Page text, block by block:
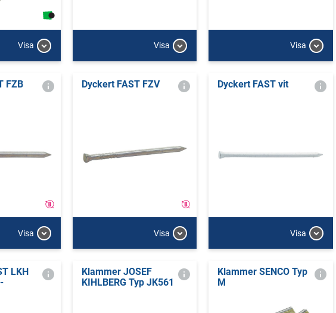
Visa Visa Visa
FZB
Visa
Dyckert FAST FZV
Visa
Dyckert FAST vit
Visa
LKH
Klammer JOSEF
KIHLBERG Typ JK561
Klammer SENCO Typ
M